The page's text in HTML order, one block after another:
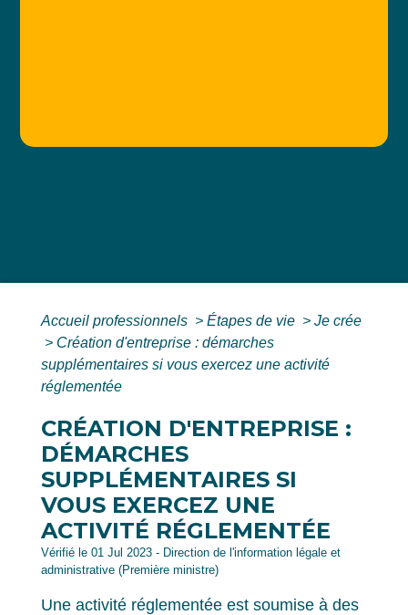
Accueil professionnels > Étapes de vie > Je crée
> Création d'entreprise : démarches
supplémentaires si vous exercez une activité
réglementée
CRÉATION D'ENTREPRISE :
DÉMARCHES
SUPPLÉMENTAIRES SI
VOUS EXERCEZ UNE
ACTIVITÉ RÉGLEMENTÉE
Vérifié le 01 Jul 2023 - Direction de l'information légale et
administrative (Première ministre)
Une activité réglementée est soumise à des